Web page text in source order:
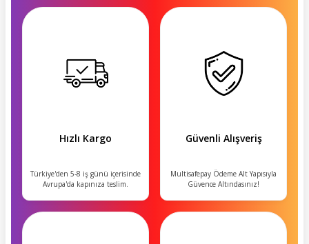
Hızlı Kargo
Türkiye'den 5-8 iş günü içerisinde
Avrupa'da kapınıza teslim.
Güvenli Alışveriş
Multisafepay Ödeme Alt Yapısıyla
Güvence Altındasınız!